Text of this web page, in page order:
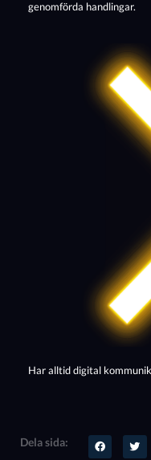
genomförda handlingar.
Har alltid digital
Dela sida: